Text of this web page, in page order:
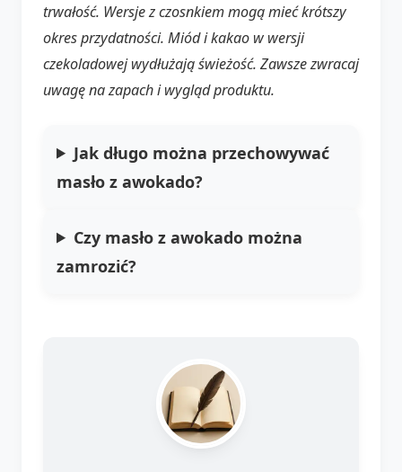
trwałość. Wersje z czosnkiem mogą mieć krótszy
okres przydatności. Miód i kakao w wersji
czekoladowej wydłużają świeżość. Zawsze zwracaj
uwagę na zapach i wygląd produktu.
Jak długo można przechowywać
masło z awokado?
Czy masło z awokado można
zamrozić?